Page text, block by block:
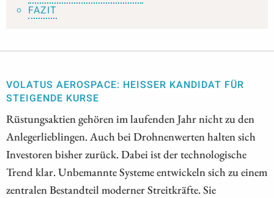
FAZIT
VOLATUS AEROSPACE: HEISSER KANDIDAT FÜR S
TEIGENDE KURSE
Rüstungsaktien gehören im laufenden Jahr nicht zu den
Anlegerlieblingen. Auch bei Drohnenwerten halten sich
Investoren bisher zurück. Dabei ist der technologische
Trend klar. Unbemannte Systeme entwickeln sich zu einem
zentralen Bestandteil moderner Streitkräfte. Sie